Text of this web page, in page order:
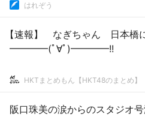
はれぞう
【速報】 なぎちゃん 日本橋
━━━━(ﾟ∀ﾟ)━━━━!!
HKTまとめもん【HKT48のまとめ】
阪口珠美の涙からのスタジオ